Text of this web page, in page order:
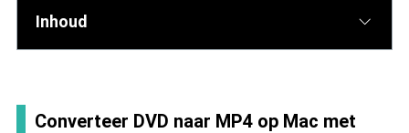
Inhoud
Converteer DVD naar MP4 op Mac met